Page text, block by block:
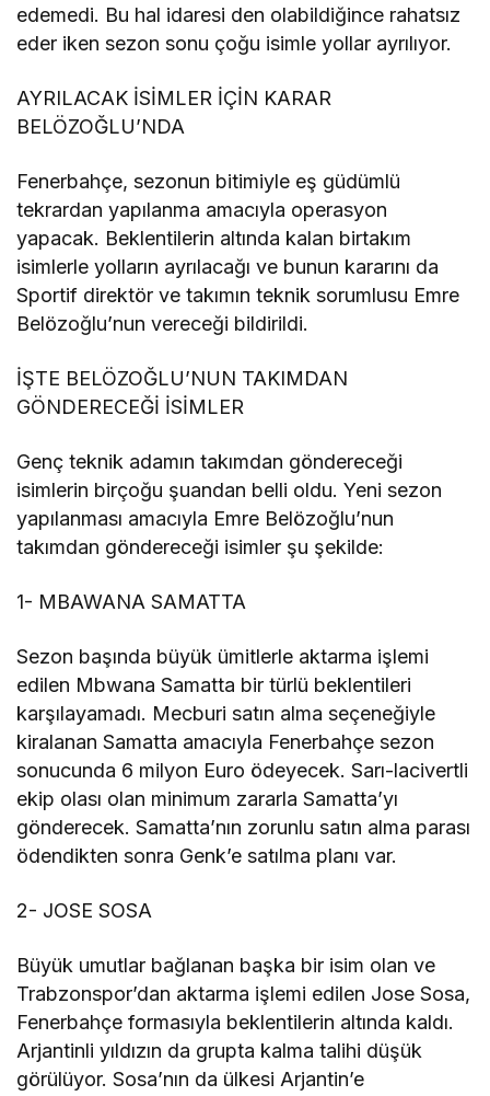
edemedi. Bu hal idaresi den olabildiğince rahatsız
eder iken sezon sonu çoğu isimle yollar ayrılıyor.
AYRILACAK İSİMLER İÇİN KARAR
BELÖZOĞLU’NDA
Fenerbahçe, sezonun bitimiyle eş güdümlü
tekrardan yapılanma amacıyla operasyon
yapacak. Beklentilerin altında kalan birtakım
isimlerle yolların ayrılacağı ve bunun kararını da
Sportif direktör ve takımın teknik sorumlusu Emre
Belözoğlu’nun vereceği bildirildi.
İŞTE BELÖZOĞLU’NUN TAKIMDAN
GÖNDERECEĞİ İSİMLER
Genç teknik adamın takımdan göndereceği
isimlerin birçoğu şuandan belli oldu. Yeni sezon
yapılanması amacıyla Emre Belözoğlu’nun
takımdan göndereceği isimler şu şekilde:
1- MBAWANA SAMATTA
Sezon başında büyük ümitlerle aktarma işlemi
edilen Mbwana Samatta bir türlü beklentileri
karşılayamadı. Mecburi satın alma seçeneğiyle
kiralanan Samatta amacıyla Fenerbahçe sezon
sonucunda 6 milyon Euro ödeyecek. Sarı-lacivertli
ekip olası olan minimum zararla Samatta’yı
gönderecek. Samatta’nın zorunlu satın alma parası
ödendikten sonra Genk’e satılma planı var.
2- JOSE SOSA
Büyük umutlar bağlanan başka bir isim olan ve
Trabzonspor’dan aktarma işlemi edilen Jose Sosa,
Fenerbahçe formasıyla beklentilerin altında kaldı.
Arjantinli yıldızın da grupta kalma talihi düşük
görülüyor. Sosa’nın da ülkesi Arjantin’e